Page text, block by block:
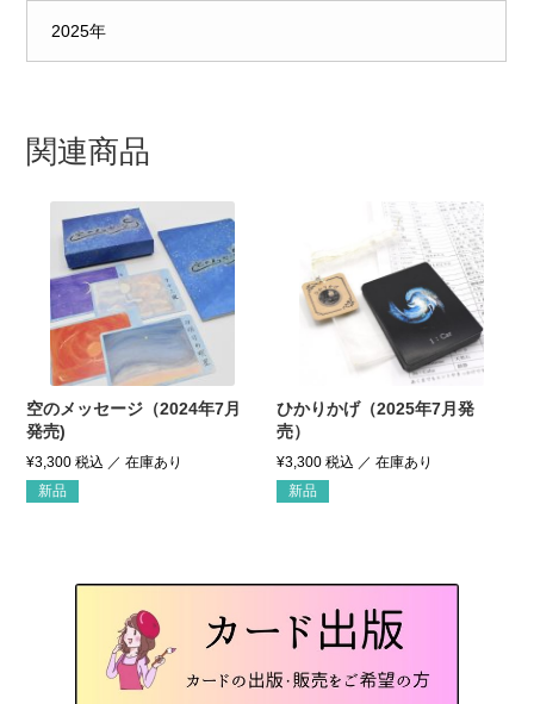
2025年
関連商品
空のメッセージ（2024年7月
発売)
¥3,300 税込
新品
ひかりかげ（2025年7月発
売）
¥3,300 税込
新品